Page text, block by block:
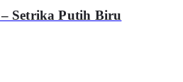
Setrika Putih Biru